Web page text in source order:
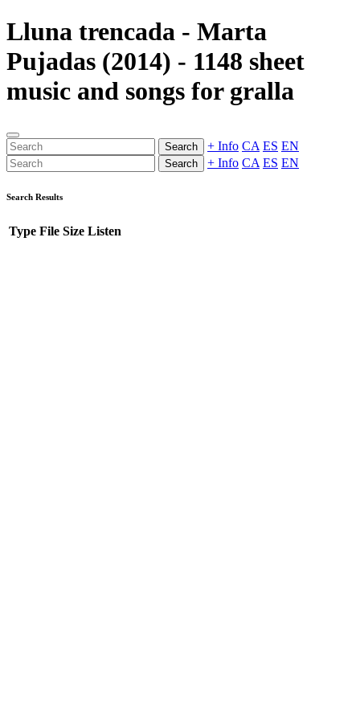
Lluna trencada - Marta
Pujadas (2014) - 1148 sheet
music and songs for gralla
Search + Info CA ES EN
Search + Info CA ES EN
Search Results
Type File Size Listen